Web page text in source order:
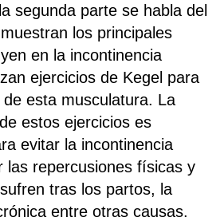
segunda parte se habla del
los principales
en la incontinencia
ejercicios de Kegel para
esta musculatura. La
estos ejercicios es
evitar la incontinencia
las repercusiones físicas y
tras los partos, la
entre otras causas.